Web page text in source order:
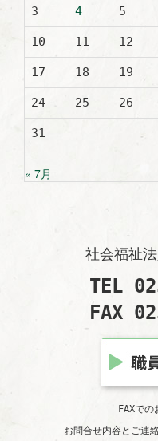
3 4 5
10 11 12
17 18 19
24 25 26
31
« 7月
社会福祉
TEL
FAX
FAXで
お問合せ内容とご連